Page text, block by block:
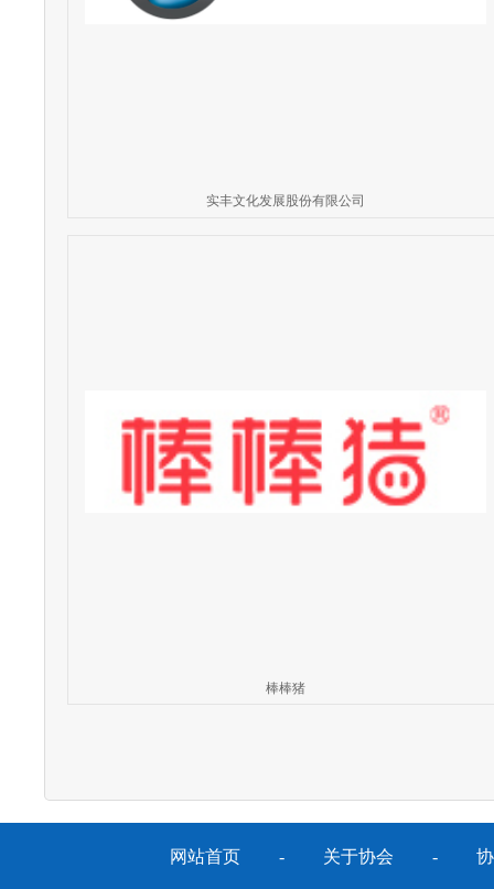
实丰文化发展股份有限公司
棒棒猪
网站首页 - 关于协会 -